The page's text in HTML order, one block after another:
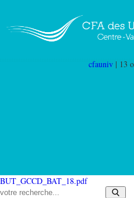
année génie civil et
(GCCD
cfauniv | 13
BUT_GCCD_BAT_18.pdf